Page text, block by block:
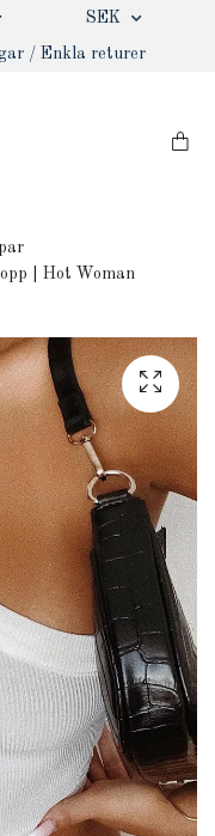
SEK
/ Enkla returer
| Hot Woman